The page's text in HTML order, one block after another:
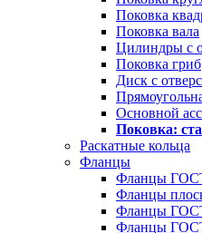
Поковка
Поковка вала
Цилиндры с
Поковка гриб
Диск с
Основной
Поковка:
Раскатные кольца
Фланцы
Фланцы
Фланцы
Фланцы
Фланцы